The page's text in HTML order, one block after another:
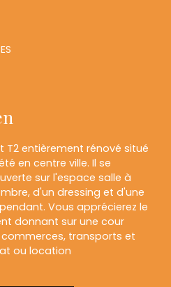
T2 entièrement rénové situé
en centre ville. Il se
sur l'espace salle à
d'un dressing et d'une
Vous apprécierez le
donnant sur une cour
transports et
ou location